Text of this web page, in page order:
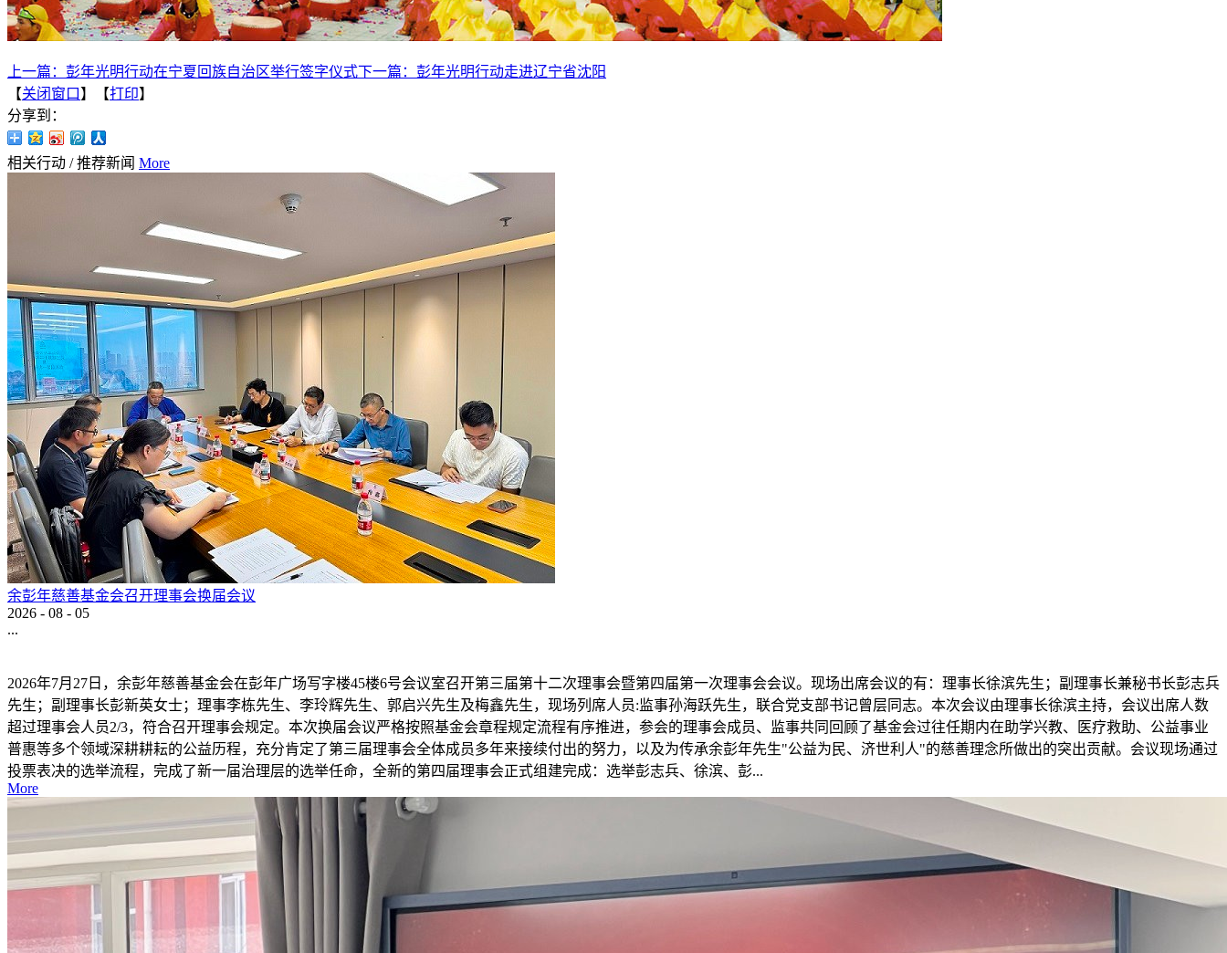
上一篇： 彭年光明行动在宁夏回族自治区举行签字仪式下一篇： 彭年光明行动走进辽宁省沈阳
【关闭窗口 】【打印】
分享到：
相关行动 / 推荐新闻 More
余彭年慈善基金会召开理事会换届会议
2026 - 08 - 05
...
2026年7月27日，余彭年慈善基金会在彭年广场写字楼45楼6号会议室召开第三届第十二次理事会暨第四届第一次理事会会议。现场出席会议的有：理事长徐滨先生；副理事长兼秘书长彭志兵
先生；副理事长彭新英女士；理事李栋先生、李玲辉先生、郭启兴先生及梅鑫先生，现场列席人员:监事孙海跃先生，联合党支部书记曾层同志。本次会议由理事长徐滨主持，会议出席人数
超过理事会人员2/3，符合召开理事会规定。本次换届会议严格按照基金会章程规定流程有序推进，参会的理事会成员、监事共同回顾了基金会过往任期内在助学兴教、医疗救助、公益事业
普惠等多个领域深耕耕耘的公益历程，充分肯定了第三届理事会全体成员多年来接续付出的努力，以及为传承余彭年先生"公益为民、济世利人"的慈善理念所做出的突出贡献。会议现场通过
投票表决的选举流程，完成了新一届治理层的选举任命，全新的第四届理事会正式组建完成：选举彭志兵、徐滨、彭...
More